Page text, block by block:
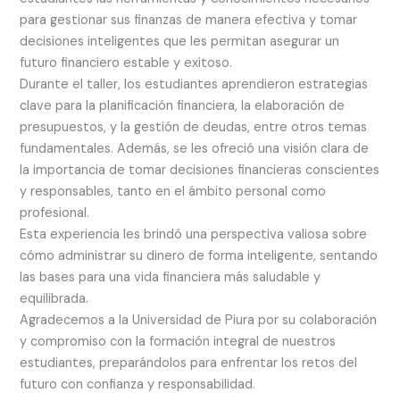
para gestionar sus finanzas de manera efectiva y tomar
decisiones inteligentes que les permitan asegurar un
futuro financiero estable y exitoso.
Durante el taller, los estudiantes aprendieron estrategias
clave para la planificación financiera, la elaboración de
presupuestos, y la gestión de deudas, entre otros temas
fundamentales. Además, se les ofreció una visión clara de
la importancia de tomar decisiones financieras conscientes
y responsables, tanto en el ámbito personal como
profesional.
Esta experiencia les brindó una perspectiva valiosa sobre
cómo administrar su dinero de forma inteligente, sentando
las bases para una vida financiera más saludable y
equilibrada.
Agradecemos a la Universidad de Piura por su colaboración
y compromiso con la formación integral de nuestros
estudiantes, preparándolos para enfrentar los retos del
futuro con confianza y responsabilidad.